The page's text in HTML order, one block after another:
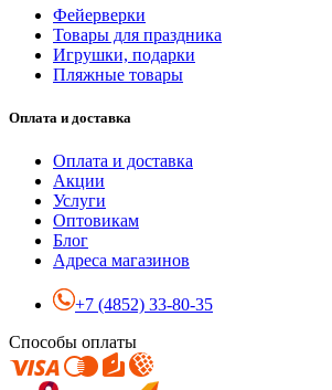
Фейерверки
Товары для праздника
Игрушки, подарки
Пляжные товары
Оплата и доставка
Оплата и доставка
Акции
Услуги
Оптовикам
Блог
Адреса магазинов
+7 (4852) 33-80-35
Способы оплаты